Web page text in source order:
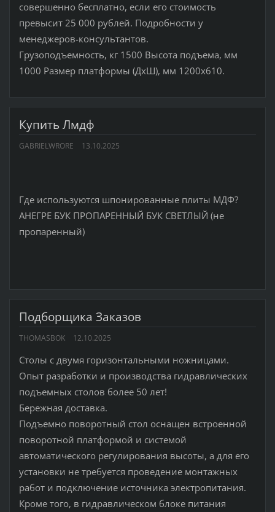
совершенно бесплатно, если его стоимость
превысит 25 000 рублей. Подробности у
менеджеров-консультантов.
Грузоподъемность, кг 1500 Высота подъема, мм
1000 Размер платформы (ДхШ), мм 1200x610.
Купить Лмдф
GABRIELWRORE 13.10.2025
Где используются шпонированные плиты МДФ?
АНЕГРЕ БУК ПРОПАРЕННЫЙ БУК СВЕТЛЫЙ (не
пропаренный)
Подборщика Заказов
THOMASBOK 12.10.2025
Столы с двумя горизонтальными ножницами.
Опыт разработки и производства гидравлических
подъемных столов более 50 лет!
Бережная доставка.
Подъемно поворотный стол оснащен встроенной
поворотной платформой и системой
автоматического регулирования высоты, а для его
установки не требуется проведение монтажных
работ и подключение источника электропитания.
Кроме того, в гидравлическом блоке питания